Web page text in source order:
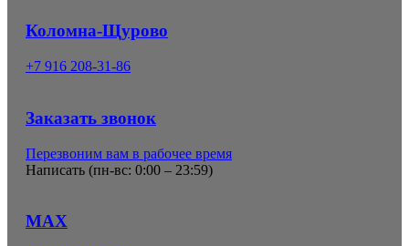
Коломна-Щурово
+7 916 208-31-86
Заказать звонок
Перезвоним вам в рабочее время
Написать (пн-вс: 0:00 – 23:59)
MAX